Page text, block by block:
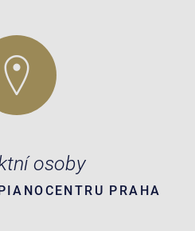
osoby
PRAHA